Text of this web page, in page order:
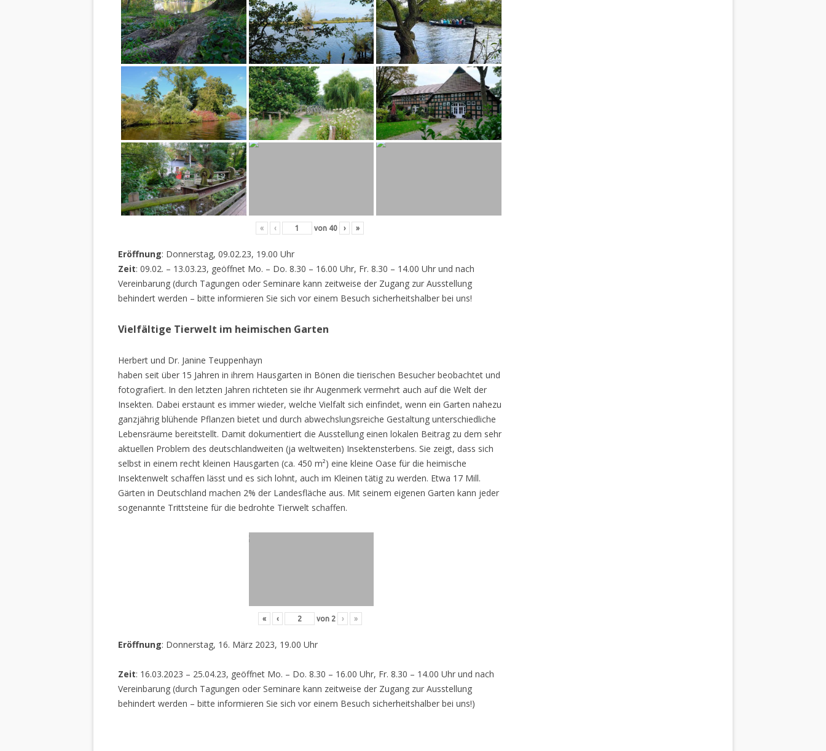
« ‹ von 40 › »
Eröffnung: Donnerstag, 09.02.23, 19.00 Uhr
Zeit: 09.02. – 13.03.23, geöffnet Mo. – Do. 8.30 – 16.00 Uhr, Fr. 8.30 – 14.00 Uhr und nach
Vereinbarung (durch Tagungen oder Seminare kann zeitweise der Zugang zur Ausstellung
behindert werden – bitte informieren Sie sich vor einem Besuch sicherheitshalber bei uns!
Vielfältige Tierwelt im heimischen Garten
Herbert und Dr. Janine Teuppenhayn
haben seit über 15 Jahren in ihrem Hausgarten in Bönen die tierischen Besucher beobachtet und
fotografiert. In den letzten Jahren richteten sie ihr Augenmerk vermehrt auch auf die Welt der
Insekten. Dabei erstaunt es immer wieder, welche Vielfalt sich einfindet, wenn ein Garten nahezu
ganzjährig blühende Pflanzen bietet und durch abwechslungsreiche Gestaltung unterschiedliche
Lebensräume bereitstellt. Damit dokumentiert die Ausstellung einen lokalen Beitrag zu dem sehr
aktuellen Problem des deutschlandweiten (ja weltweiten) Insektensterbens. Sie zeigt, dass sich
selbst in einem recht kleinen Hausgarten (ca. 450 m²) eine kleine Oase für die heimische
Insektenwelt schaffen lässt und es sich lohnt, auch im Kleinen tätig zu werden. Etwa 17 Mill.
Gärten in Deutschland machen 2% der Landesfläche aus. Mit seinem eigenen Garten kann jeder
sogenannte Trittsteine für die bedrohte Tierwelt schaffen.
« ‹ von 2 › »
Eröffnung: Donnerstag, 16. März 2023, 19.00 Uhr
Zeit: 16.03.2023 – 25.04.23, geöffnet Mo. – Do. 8.30 – 16.00 Uhr, Fr. 8.30 – 14.00 Uhr und nach
Vereinbarung (durch Tagungen oder Seminare kann zeitweise der Zugang zur Ausstellung
behindert werden – bitte informieren Sie sich vor einem Besuch sicherheitshalber bei uns!)